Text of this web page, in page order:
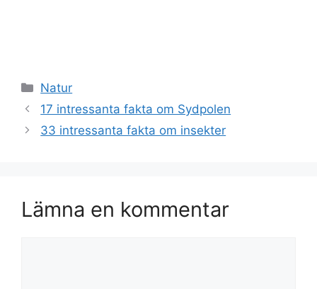
Kategorier
Natur
17 intressanta fakta om Sydpolen
33 intressanta fakta om insekter
Lämna en kommentar